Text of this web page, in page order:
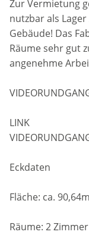
Zur Vermietung
nutzbar als
Gebäude! Das
Räume sehr gut
angenehme
LINK
Eckdaten
Fläche: ca.
Räume: 2